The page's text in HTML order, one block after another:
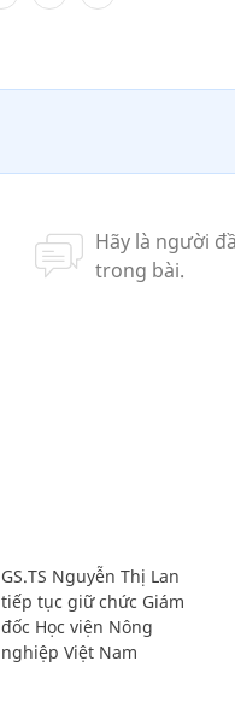
GS.TS Nguyễn Thị Lan
tiếp tục giữ chức Giám
đốc Học viện Nông
nghiệp Việt Nam